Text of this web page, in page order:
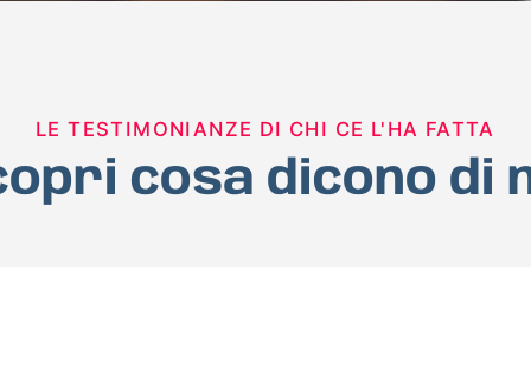
LE TESTIMONIANZE DI CHI CE L'HA FATTA
cosa dicono di